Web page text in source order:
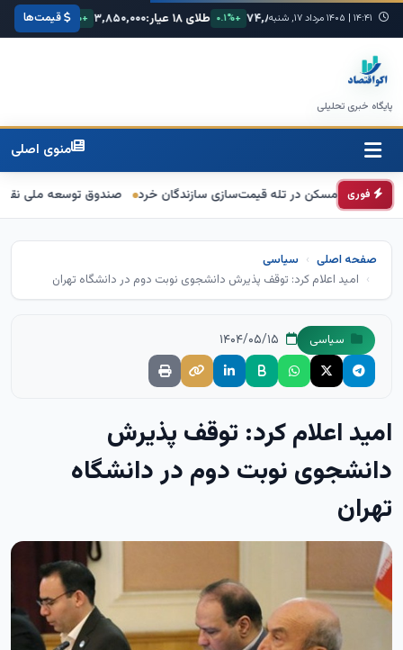
۱۴:۴۱ | ۱۴۰۵ مرداد ۱۷, شنبه یورو: ۷۴,۸۰۰ +۰.۱% طلای ۱۸ عیار: ۳,۸۵۰,۰۰۰ +۱.۲% سکه امامی:۴۲,۵۰۰,۰۰۰
قیمت‌ها
پایگاه خبری تحلیلی
منوی اصلی
فوری
در تله قیمت‌سازی سازندگان خرد صندوق توسعه ملی نقشی در طرح کالابرگ
صفحه اصلی
سیاسی
امید اعلام کرد: توقف پذیرش دانشجوی نوبت دوم در دانشگاه تهران
سیاسی
امید اعلام کرد: توقف پذیرش
دانشجوی نوبت دوم در دانشگاه
تهران